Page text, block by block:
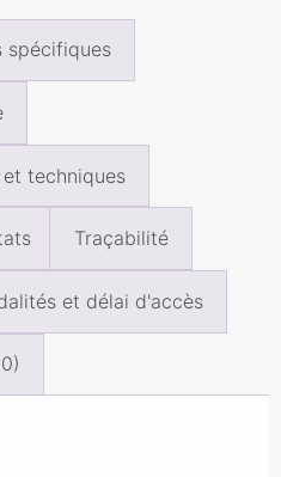
spécifiques
techniques
Traçabilité
et délai d'accès